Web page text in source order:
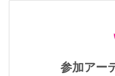
参加アー